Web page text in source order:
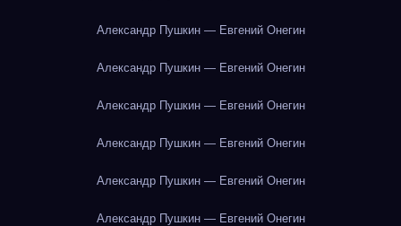
Александр Пушкин — Евгений Онегин
Александр Пушкин — Евгений Онегин
Александр Пушкин — Евгений Онегин
Александр Пушкин — Евгений Онегин
Александр Пушкин — Евгений Онегин
Александр Пушкин — Евгений Онегин